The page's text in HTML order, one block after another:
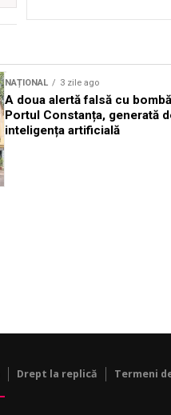
Sursă foto: Shutterstock
NAȚIONAL 3 zile ago
A doua alertă falsă cu
Portul Constanța, generată
inteligența artificială
Drept la replică Termeni